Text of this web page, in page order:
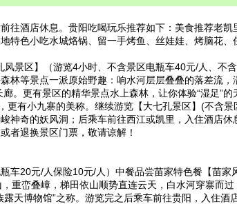
往酒店休息。贵阳吃喝玩乐推荐如下：美食推荐老
特色小吃水城烙锅、留一手烤鱼、丝娃娃、烤脑花、
景区】（游览4小时、不含景区电瓶车40元/人、不
林等景点一派原始野趣：响水河层层叠叠的落差流
。更有景区的精华景点水上森林，让你体验“湿足”
更有小九寨的美称。继续游览【大七孔景区】(不含
神奇的妖风洞；后乘车前往西江或凯里，入住酒店休
者退换景区门票，敬请谅解！
车20元/人保险10元/人）中餐品尝苗家特色餐【苗家
重峦叠嶂，梯田依山顺势直连云天，白水河穿寨而
天博物馆”之称。游览完之后乘车前往贵阳，入住酒店